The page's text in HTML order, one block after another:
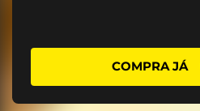
COMPRA JÁ